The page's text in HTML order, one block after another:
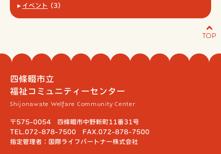
イベント
(3)
TOP
四條畷市立
福祉コミュニティーセンター
Shijonawate Welfare Community Center
〒575-0054 四條畷市中野新町11番31号
TEL.072-878-7500 FAX.072-878-7500
指定管理者：国際ライフパートナー株式会社